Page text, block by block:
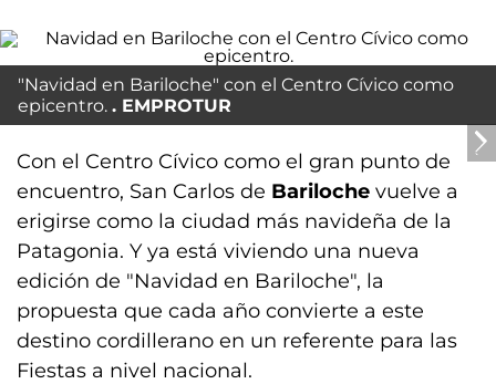
"Navidad en Bariloche" con el Centro Cívico como
epicentro.
EMPROTUR
Con el Centro Cívico como el gran punto de
encuentro, San Carlos de Bariloche vuelve a
erigirse como la ciudad más navideña de la
Patagonia. Y ya está viviendo una nueva
edición de "Navidad en Bariloche", la
propuesta que cada año convierte a este
destino cordillerano en un referente para las
Fiestas a nivel nacional.